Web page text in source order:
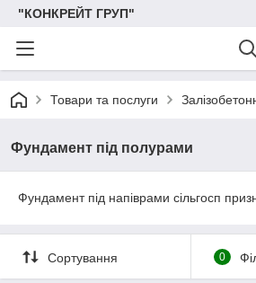
"КОНКРЕЙТ ГРУП"
Товари та послуги
Фундамент під полурами
Фундамент під напіврами сільгосп
Сортування 0